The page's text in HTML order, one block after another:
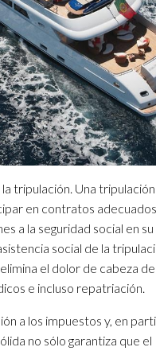
tripulación. Una
en contratos
a la seguridad social en
social de la
el dolor de cabeza
e incluso repatriación.
a los impuestos y, en
no sólo garantiza que el